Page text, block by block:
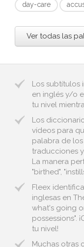
day-care
Ver todas las
Los subtítulos
en inglés y/o
tu nivel
Los
vídeos para
palabra de
traducciones
La manera
"birthed",
Fleex
inglesas en
what's going
possessions".
tu nivel!
Muchas otras